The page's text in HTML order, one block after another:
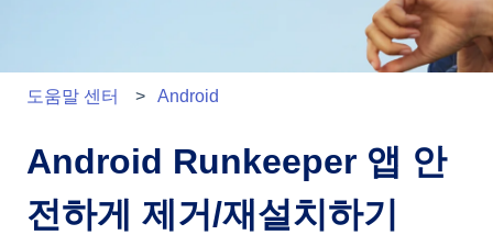
도움말 센터 Android
Android Runkeeper 앱 안
전하게 제거/재설치하기